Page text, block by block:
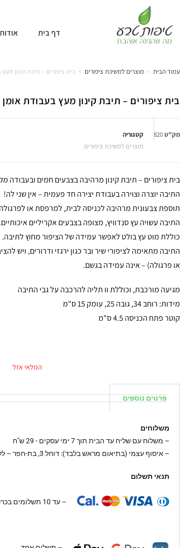
דף בית
עמוד הבית > מוצרים למשיכת ציפורים > בית ציפורים – תיבת קינון מעץ
בית ציפורים – תיבת קינון מעץ בעבודת אומן
מק"ט820
קטגוריה
מוצרים למשיכת ציפורים
בית ציפורים – תיבת קינון מרהיבה בצבעים חמים ובעבודה
התיבה יוצרה וצוירה בעבודת יצירה חד פעמית – אין שני לה!
תוספת צבעונית מרהיבה לכניסה לבית, למרפסת או
התיבה עשויה עץ סנדוויץ, מצופה בצבעים אקריליים איכותיים.
כוללת מוט עץ בולט לאפשר עמידה של הציפור מחוץ לתיבה.
התיבה מתאימה לציפורי שיר ובר כגון ירגזי ודרורים, ויש
או פרגולה) – אינה עמידה בגשם.
מגיעה מורכבת, וכוללת וו תליה להרכבה על גבי התיבה
מידות: רוחב 34, גובה 25, עומק 15 ס"מ
קוטר פתח הכניסה 4.5 ס"מ
המלאי אזל
פרטים נוספים
משלוחים
– משלוח עם שליח עד הבית תוך 7 ימי עסקים - 29 ש"ח
– איסוף עצמי (בתיאום מראש בלבד): דוחל 3, בת-חפר – ללא עלות
תנאי תשלום
– עד 10 תשלומים בכרטיס אשראי